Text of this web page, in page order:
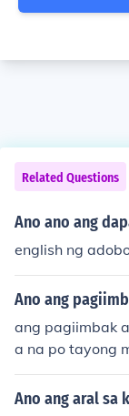
Related Questions
Ano ano ang
english ng
Ano ang
ang pagiimbak
a na po tayong
n
Ano ang aral sa